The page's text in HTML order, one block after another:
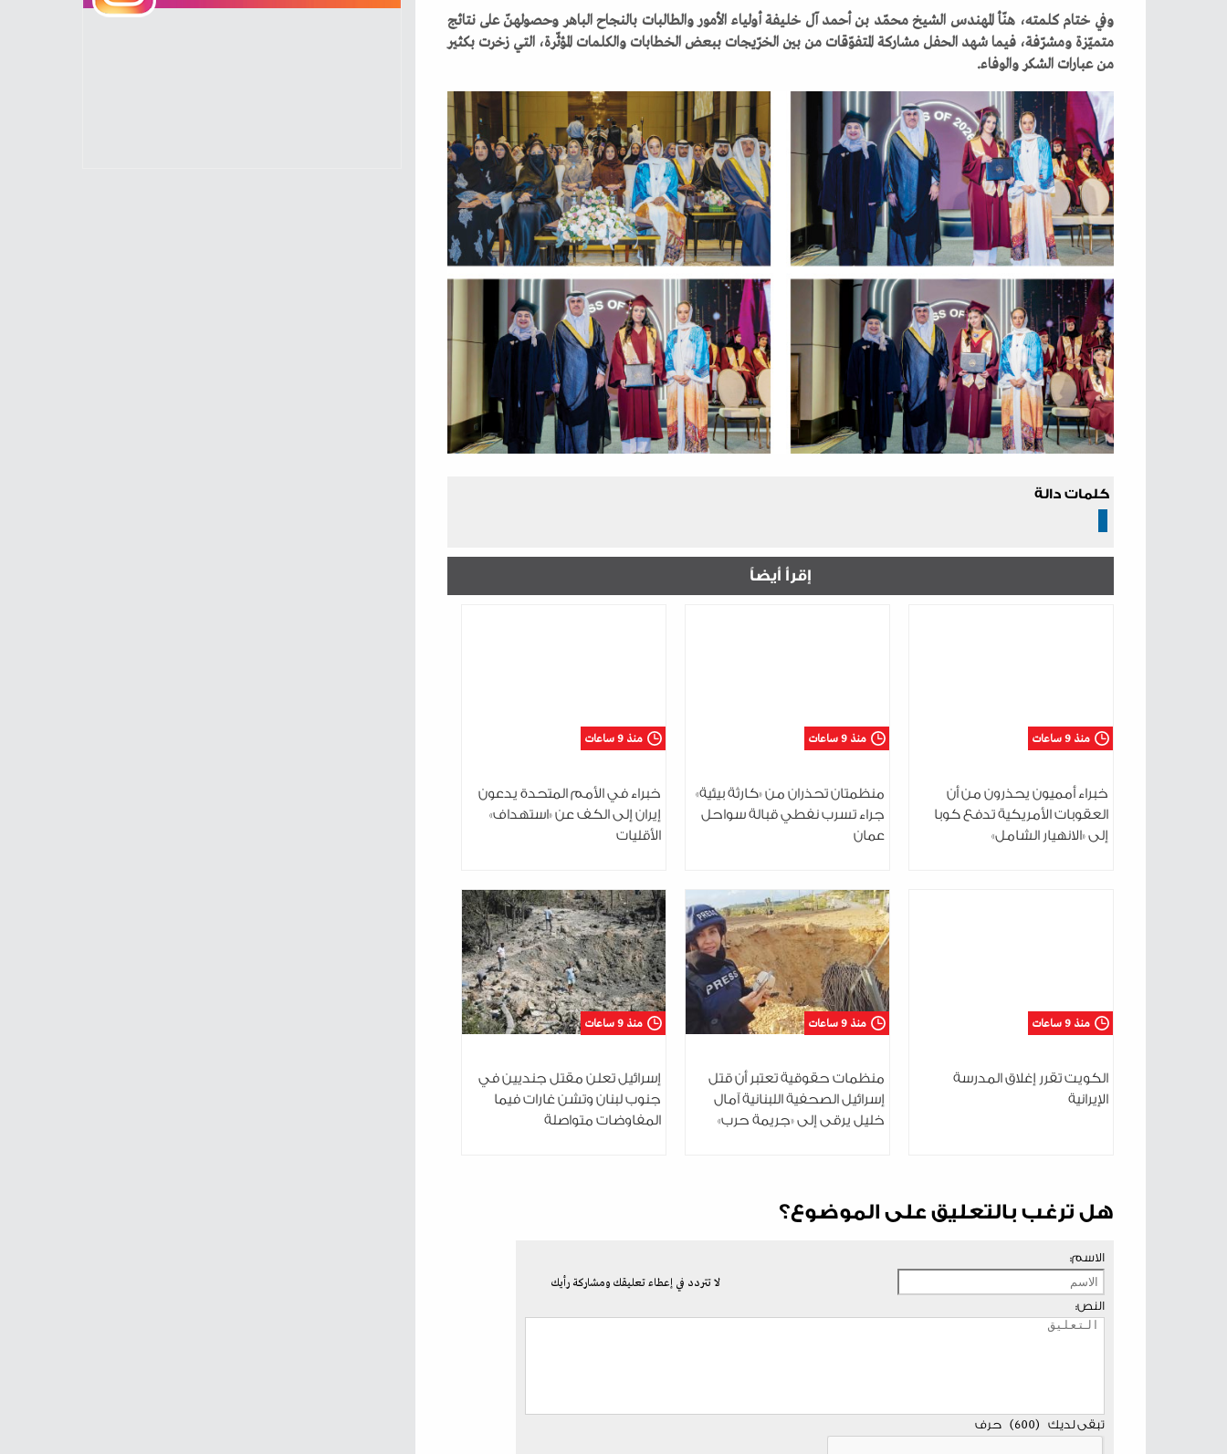
‬متميّزة‭ ‬ومشرّفة،‭ ‬فيما‭ ‬شهد‭ ‬الحفل‭ ‬مشاركة‭ ‬المتفوّقات‭ ‬من‭ ‬بين‭ ‬الخرّيجات‭ ‬ببعض‭ ‬الخطابات‭ ‬والكلمات‭ ‬المؤثّرة،‭ ‬التي‭ ‬زخرت‭ ‬بكثير‭
‬من‭ ‬عبارات‭ ‬الشكر‭ ‬والوفاء‭.‬
كلمات دالة
إقرأ أيضاً
منذ 9 ساعات
خبراء أمميون يحذرون من أن
العقوبات الأمريكية تدفع كوبا
إلى «الانهيار الشامل»
منذ 9 ساعات
منظمتان تحذران من «كارثة بيئية»
جراء تسرب نفطي قبالة سواحل
عمان
منذ 9 ساعات
خبراء في الأمم المتحدة يدعون
إيران إلى الكف عن «استهداف»
الأقليات
منذ 9 ساعات
الكويت تقرر إغلاق المدرسة
الإيرانية
منذ 9 ساعات
منظمات حقوقية تعتبر أن قتل
إسرائيل الصحفية اللبنانية آمال
خليل يرقى إلى «جريمة حرب»
منذ 9 ساعات
إسرائيل تعلن مقتل جنديين في
جنوب لبنان وتشن غارات فيما
المفاوضات متواصلة
هل ترغب بالتعليق على الموضوع؟
لا تتردد في إعطاء تعليقك ومشاركة رأيك
الاسم:
النص:
تبقى لديك (
600
)حرف